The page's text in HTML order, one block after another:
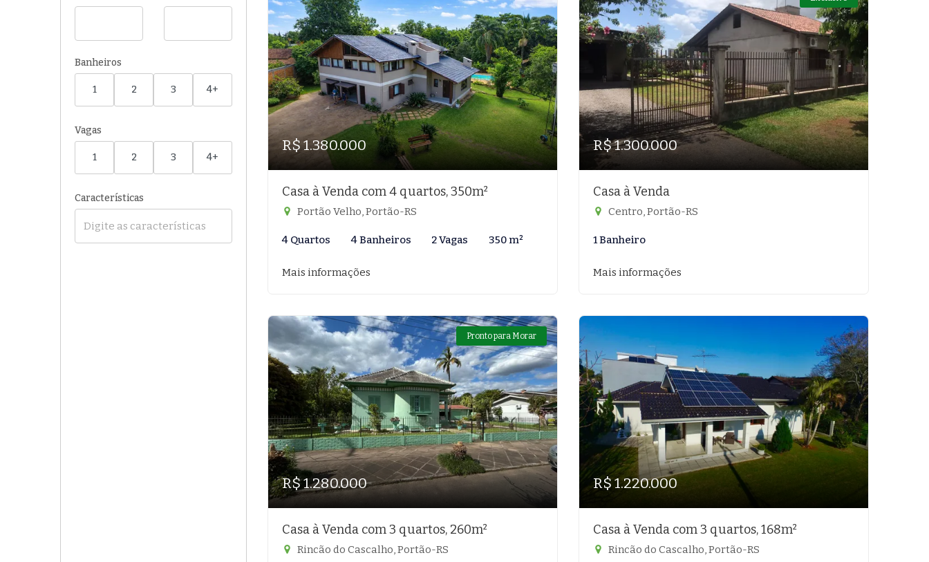
Banheiros
1 2 3 4+
Vagas
1 2 3 4+
Características
R$ 1.380.000
Casa à Venda com 4 quartos, 350m²
Portão Velho, Portão-RS
4 Quartos 4 Banheiros 2 Vagas 350 m²
Mais informações
R$ 1.300.000
Casa à Venda
Centro, Portão-RS
1 Banheiro
Mais informações
Pronto para Morar
R$ 1.280.000
Casa à Venda com 3 quartos, 260m²
Rincão do Cascalho, Portão-RS
R$ 1.220.000
Casa à Venda com 3 quartos, 168m²
Rincão do Cascalho, Portão-RS